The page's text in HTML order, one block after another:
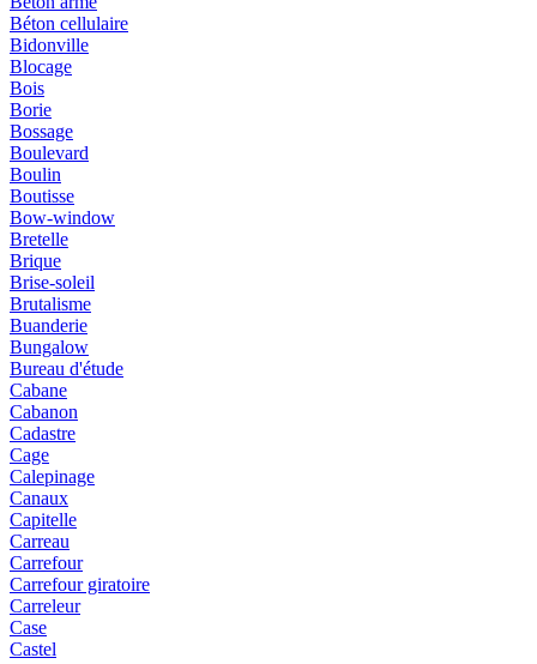
Béton cellulaire
Bidonville
Blocage
Bois
Borie
Bossage
Boulevard
Boulin
Boutisse
Bow-window
Bretelle
Brique
Brise-soleil
Brutalisme
Buanderie
Bungalow
Bureau d'étude
Cabane
Cabanon
Cadastre
Cage
Calepinage
Canaux
Capitelle
Carreau
Carrefour
Carrefour giratoire
Carreleur
Case
Castel